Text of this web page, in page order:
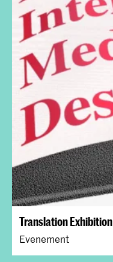
Translation Exhibition
Evenement